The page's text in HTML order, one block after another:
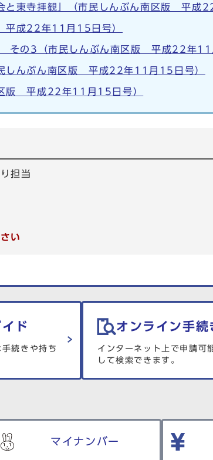
と東寺拝観」（市民しんぶん南区版 平成
平成22年11月15日号）
その3（市民しんぶん南区版 平成22年11
しんぶん南区版 平成22年11月15日号）
版 平成22年11月15日号）
担当
い
ド
続きや持ち
オンライン手続
インターネット上で申請可
して検索できます。
マイナンバー